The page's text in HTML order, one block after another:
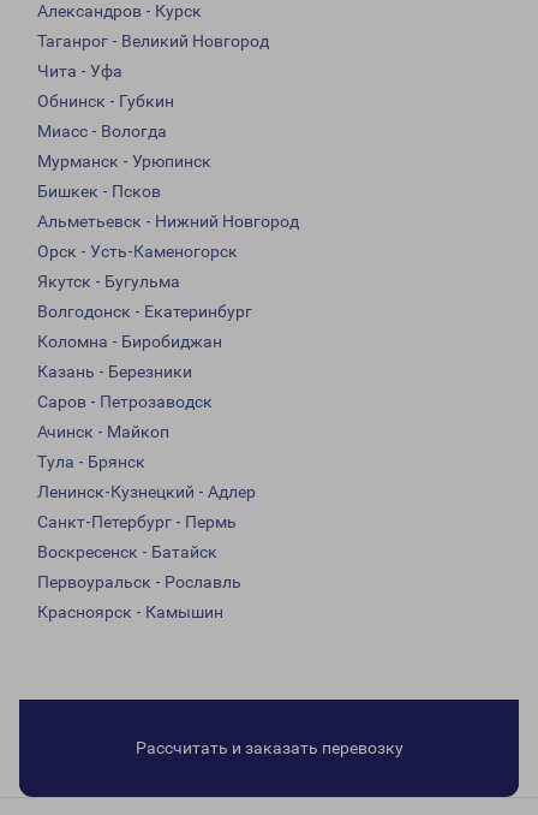
Александров - Курск
Таганрог - Великий Новгород
Чита - Уфа
Обнинск - Губкин
Миасс - Вологда
Мурманск - Урюпинск
Бишкек - Псков
Альметьевск - Нижний Новгород
Орск - Усть-Каменогорск
Якутск - Бугульма
Волгодонск - Екатеринбург
Коломна - Биробиджан
Казань - Березники
Саров - Петрозаводск
Ачинск - Майкоп
Тула - Брянск
Ленинск-Кузнецкий - Адлер
Санкт-Петербург - Пермь
Воскресенск - Батайск
Первоуральск - Рославль
Красноярск - Камышин
Рассчитать и заказать перевозку